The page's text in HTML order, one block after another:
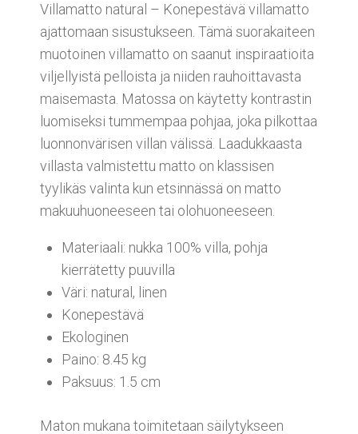
Villamatto natural – Konepestävä villamatto
ajattomaan sisustukseen. Tämä suorakaiteen
muotoinen villamatto on saanut inspiraatioita
viljellyistä pelloista ja niiden rauhoittavasta
maisemasta. Matossa on käytetty kontrastin
luomiseksi tummempaa pohjaa, joka pilkottaa
luonnonvärisen villan välissä. Laadukkaasta
villasta valmistettu matto on klassisen
tyylikäs valinta kun etsinnässä on matto
makuuhuoneeseen tai olohuoneeseen.
Materiaali: nukka 100% villa, pohja
kierrätetty puuvilla
Väri: natural, linen
Konepestävä
Ekologinen
Paino: 8.45 kg
Paksuus: 1.5 cm
Maton mukana toimitetaan säilytykseen